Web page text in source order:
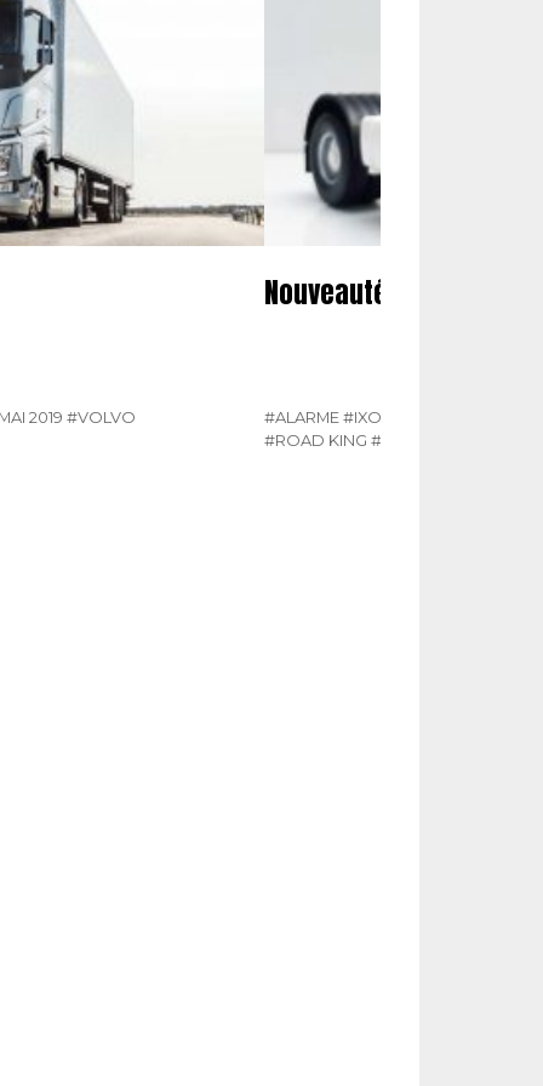
2019 #VOLVO
Nouveautés miniatures
#ALARME#IXO
#ROAD KING #TRUCK POLO